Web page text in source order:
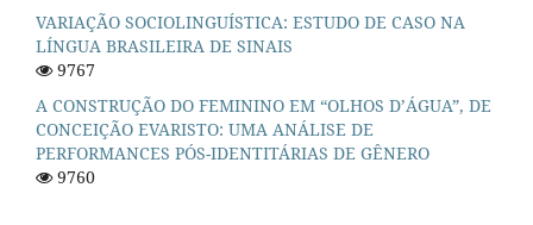
VARIAÇÃO SOCIOLINGUÍSTICA: ESTUDO DE CASO NA
LÍNGUA BRASILEIRA DE SINAIS
9767
A CONSTRUÇÃO DO FEMININO EM “OLHOS D’ÁGUA”, DE
CONCEIÇÃO EVARISTO: UMA ANÁLISE DE
PERFORMANCES PÓS-IDENTITÁRIAS DE GÊNERO
9760